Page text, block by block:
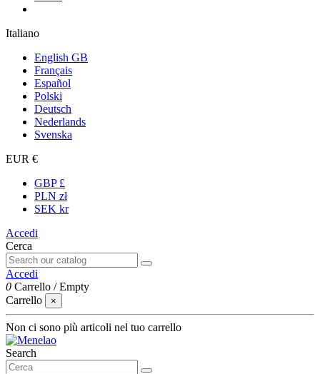
Italiano
English GB
Français
Español
Polski
Deutsch
Nederlands
Svenska
EUR €
GBP £
PLN zł
SEK kr
Accedi
Cerca
Accedi
0 Carrello /Empty
Carrello
×
Non ci sono più articoli nel tuo carrello
Search